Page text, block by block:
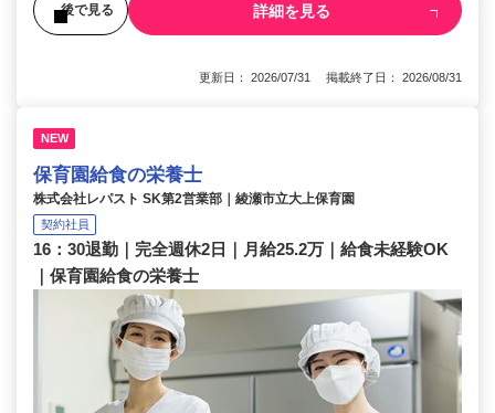
後で見る 詳細を見る
更新日： 2026/07/31 掲載終了日： 2026/08/31
NEW
保育園給食の栄養士
株式会社レパスト SK第2営業部｜綾瀬市立大上保育園
契約社員
16：30退勤｜完全週休2日｜月給25.2万｜給食未経験OK
｜保育園給食の栄養士